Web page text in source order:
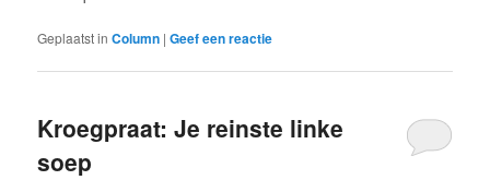
Geplaatst in Column |Geef een reactie
Kroegpraat: Je reinste linke
soep